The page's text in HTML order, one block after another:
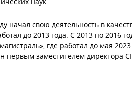
начал свою деятельность в
до 2013 года. С 2013 по 2016
где работал до мая 2023
первым заместителем директора